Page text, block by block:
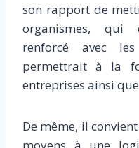
son rapport de
organismes, qui
renforcé avec
permettrait à la
entreprises ainsi
De même, il